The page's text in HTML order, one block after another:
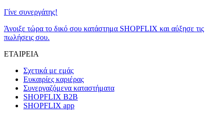
Γίνε συνεργάτης!
Άνοιξε τώρα το δικό σου κατάστημα SHOPFLIX και αύξησε τις
πωλήσεις σου.
ΕΤΑΙΡΕΙΑ
Σχετικά με εμάς
Ευκαιρίες καριέρας
Συνεργαζόμενα καταστήματα
SHOPFLIX B2B
SHOPFLIX app